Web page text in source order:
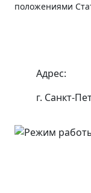
положениями
Адрес:
г. Санкт-